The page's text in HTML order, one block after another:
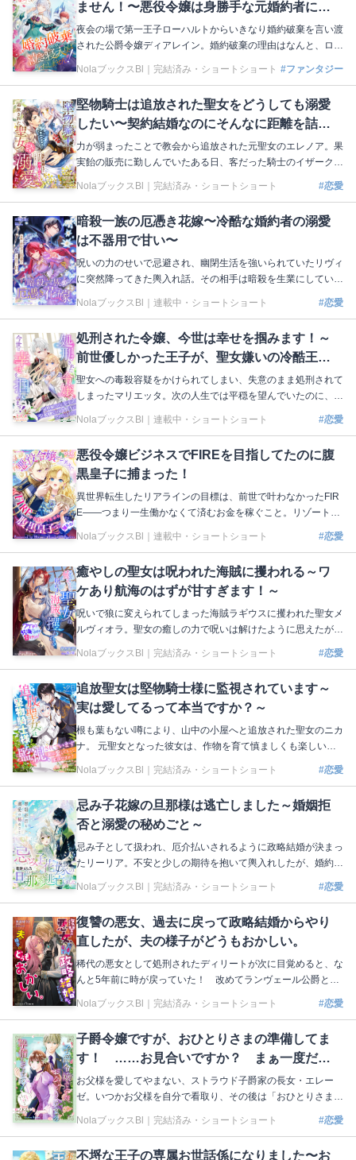
ません！〜悪役令嬢は身勝手な元婚約者に囚
われた聖女を救出することにしました〜
夜会の場で第一王子ローハルトからいきなり婚約破棄を言い渡
された公爵令嬢ディアレイン。婚約破棄の理由はなんと、ロー
人がいる彼女はローハルトからの好意にとても困ってい
ハヅキを元の世界に帰すため、第一王女の補佐役であるエルデ
ィオと協力することに！ 甘い幻想に浸っている元婚約者の目
を覚まして差し上げましょう！ 著：天木奏音 イラスト：茲助
本編はこちら https://nola-novel.com/bloom/novels/9infac5wkd
NolaブックスBl｜ 完結済み・ショートショート #ファンタジー
堅物騎士は追放された聖女をどうしても溺愛
したい〜契約結婚なのにそんなに距離を詰め
ないでください！〜
力が弱まったことで教会から追放された元聖女のエレノア。果
実飴の販売に勤しんでいたある日、客だった騎士のイザークに
声をかけられた。教会に連れ戻されてしまうかも！ と恐れて
いたら……えっ、契約結婚するんですか!? 悪事を働く教会を
しく触れてくれるイザークに惹かれてしまいそうな心と葛藤し
ていたところ、彼の婚約者だと名乗る大聖女が現れて──!?
著：海空里和 イラスト：御子柴リョウ 本編はこちら https://no
la-novel.com/bloom/novels/7u6de65iui
NolaブックスBl｜ 完結済み・ショートショート #恋愛
暗殺一族の厄憑き花嫁〜冷酷な婚約者の溺愛
は不器用で甘い〜
呪いの力のせいで忌避され、幽閉生活を強いられていたリヴィ
に突然降ってきた輿入れ話。その相手は暗殺を生業にしている
バルナベット家の嫡男アシェルだった。恐れと新たな生活への
僅かな期待を抱くも、アシェルはリヴィの存在自体を拒否して
悲壮な決意で行動を起こすことに。けれど、その後からなぜか
アシェルは毎日欠かさずリヴィの顔を見に来るようになっ
て……？ 著：三崎こはく イラスト：沖田ちゃとら 本編はこち
ら 上巻：https://nola-novel.com/bloom/novels/vyyg5rbf66 下
NolaブックスBl｜ 連載中・ショートショート #恋愛
処刑された令嬢、今世は幸せを掴みます！～
前世優しかった王子が、聖女嫌いの冷酷王に
なっていました～
聖女への毒殺容疑をかけられてしまい、失意のまま処刑されて
しまったマリエッタ。次の人生では平穏を望んでいたのに、同
じ国の伯爵令嬢マリーとして転生し、突然聖女の力が発覚して
しまった！ 王都に呼ばれ、前世で慕ってくれていた第二王子
冷徹な視線を向けてくる聖女嫌いになっていた！ だが、ヴィ
ンセントがマリエッタの無実のために調査していたと知り─
─!? 著：ミズメ イラスト：夏葉ジュン 本編はこちら https://nol
a-novel.com/bloom/novels/sqsysf6w5d
NolaブックスBl｜ 連載中・ショートショート #恋愛
悪役令嬢ビジネスでFIREを目指してたのに腹
黒皇子に捕まった！
異世界転生したリアラインの目標は、前世で叶わなかったFIR
E――つまり一生働かなくて済むお金を稼ぐこと。リゾートで
大豪遊しながら莫大な財産を浪費して生涯ぬくぬく暮らすた
め、金髪縦ロールをたなびかせた悪役令嬢としてターゲットを
ねていたはずが、帝国の皇子ユリウスがいきなり求婚してき
て!? 第1回Nola縦マンガ原作大賞で準大賞を受賞した抱腹絶倒
ラブコメディ、ついに登場！ 著：ひるね イラスト：月戸 本編
はこちら https://nola-novel.com/bloom/novels/lol8hh416t
NolaブックスBl｜ 連載中・ショートショート #恋愛
癒やしの聖女は呪われた海賊に攫われる～ワ
ケあり航海のはずが甘すぎます！～
呪いで狼に変えられてしまった海賊ラギウスに攫われた聖女メ
ルヴィオラ。聖女の癒しの力で呪いは解けたように思えたが、
ラギウスに狼の耳と尻尾は残ったままだった！ メルヴィオラ
を完全な聖女にしてラギウスの呪いを解くため、海賊船に乗っ
で儀式を行いながらメルヴィオラは世界の広さを知っていく。
しかし、ラギウスとの近すぎる距離感のせいで、ドキドキと戸
惑いの連続で…!? 著：紫月音湖 イラスト：鈴ノ助 本編はこち
ら https://nola-novel.com/bloom/novels/as2lrvxnhiy
NolaブックスBl｜ 完結済み・ショートショート #恋愛
追放聖女は堅物騎士様に監視されています～
実は愛してるって本当ですか？～
根も葉もない噂により、山中の小屋へと追放された聖女のニカ
ナ。 元聖女となった彼女は、作物を育て慎ましくも楽しい山
小屋生活を送っていた。 そこに、監視役として公爵のスヴァ
ンテが派遣されてくる。 生真面目な性格のスヴァンテは、ニ
カナに抱いていた印象が変わりはじめる。 気が付けばスヴァ
ンテは、彼女に少しずつ惹かれていくのだった……。 著：夕
日 イラスト：鳥飼やすゆき 本編はこちら https://nola-novel.co
m/bloom/novels/k7s6cwtb3i
NolaブックスBl｜ 完結済み・ショートショート #恋愛
忌み子花嫁の旦那様は逃亡しました～婚姻拒
否と溺愛の秘めごと～
忌み子として扱われ、厄介払いされるように政略結婚が決まっ
たリーリア。不安と少しの期待を抱いて輿入れしたが、婚約者
である侯爵は側近のライに「何があっても婚姻は結ばない」と
いう言葉を残して姿を現さなかった。望まれていない花嫁とわ
くなったリーリアは大使として城に滞在することになったが、
なぜか怜悧な印象だったライの過保護なほどの甘やかしが始ま
って⁉︎ 著：葛餅もち乃 イラスト：セカイメグル 本編はこちら
https://nola-novel.com/bloom/novels/7a3jhgthtg9e
NolaブックスBl｜ 完結済み・ショートショート #恋愛
復讐の悪女、過去に戻って政略結婚からやり
直したが、夫の様子がどうもおかしい。
稀代の悪女として処刑されたディリートが次に目覚めると、な
んと5年前に時が戻っていた！ 改めてランヴェール公爵と政
略結婚したディリートは、自分を処刑へと追いやった皇甥イゼ
キウスの罪を白日の下にさらすため、如才なく立ち回ってい
はずの夫は妻の言動すべてを許容するようになっていた！「こ
んな人だったかしら…？」想定外な夫の献身はとどまるところ
を知らず!? 著：朱音ゆうひ イラスト：ボダックス 本編はこち
ら https://nola-novel.com/bloom/novels/ewlcvwqxotc
NolaブックスBl｜ 完結済み・ショートショート #恋愛
子爵令嬢ですが、おひとりさまの準備してま
す！ ……お見合いですか？ まぁ一度だけ
なら……
お父様を愛してやまない、ストラウド子爵家の長女・エレー
ゼ。いつかお父様を自分で看取り、その後は「おひとりさま」
として生きるという将来設定があるので、18歳だが結婚はし
たくない。そもそも地味な私に恋愛なんて向いてないし…。あ
NolaブックスBl｜ 完結済み・ショートショート #恋愛
不埒な王子の専属お世話係になりました〜お